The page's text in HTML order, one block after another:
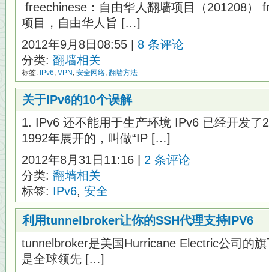
freechinese：自由华人翻墙项目（201208）
项目，自由华人旨 […]
2012年9月8日08:55 | 8 条评论
分类: 翻墙相关
标签: IPv6, VPN , 安全网络, 翻墙方法
关于IPv6的10个误解
1. IPv6 还不能用于生产环境 IPv6 已经开发了
1992年展开的，叫做“IP […]
2012年8月31日11:16 | 2 条评论
分类: 翻墙相关
标签: IPv6, 安全
利用tunnelbroker让你的SSH代理支持IPV6
tunnelbroker是美国Hurricane Electric公司的
是全球领先 […]